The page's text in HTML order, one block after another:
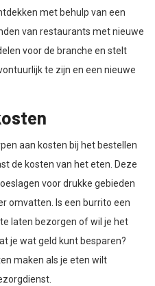
met behulp van een
van restaurants met nieuwe
voor de branche en stelt
te zijn en een nieuwe
aan kosten bij het bestellen
de kosten van het eten. Deze
voor drukke gebieden
omvatten. Is een burrito een
laten bezorgen of wil je het
je wat geld kunt besparen?
maken als je eten wilt